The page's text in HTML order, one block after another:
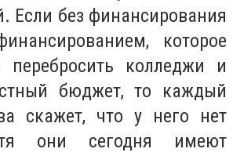
Если без финансирования
которое
перебросить колледжи и
бюджет, то каждый
скажет, что у него нет
они сегодня имеют